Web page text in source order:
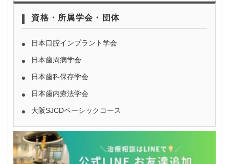
資格・所属学会・団体
日本口腔インプラント学会
日本歯周病学会
日本歯科保存学会
日本歯内療法学会
大阪SJCDベーシックコース